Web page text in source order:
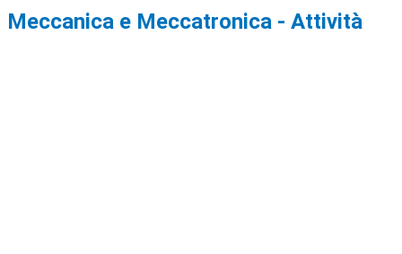
Meccanica e Meccatronica - Attività